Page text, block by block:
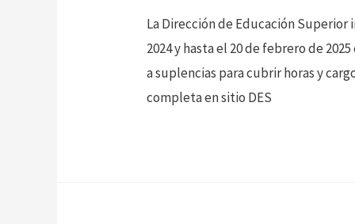
La Dirección de Educación
2024 y hasta el 20 de febrero de
a suplencias para cubrir horas y
completa en sitio DES